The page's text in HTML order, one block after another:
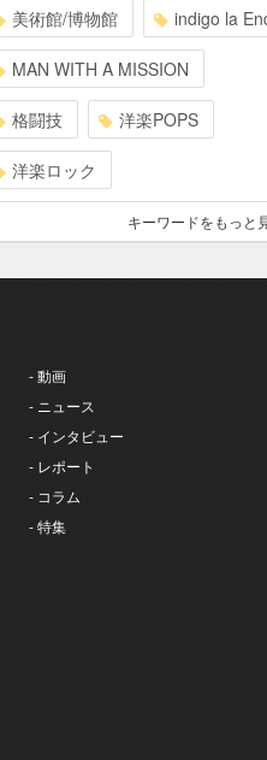
美術館/博物館 indigo la
MAN WITH A MISSION
格闘技 洋楽POPS
洋楽ロック
キーワードをもっと
- 動画
- ニュース
- インタビュー
- レポート
- コラム
- 特集